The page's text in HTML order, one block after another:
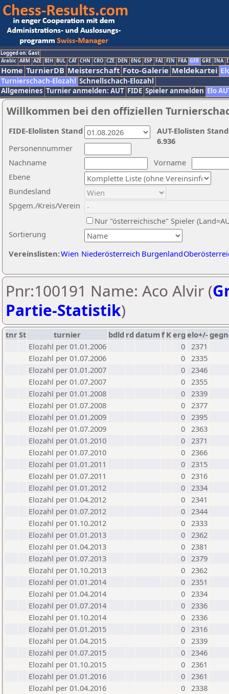
Logged on: Gast
Arabic ARM AZE BIH BUL CAT CHN CRO CZE DEN ENG ESP FAI FIN FRA GER GRE INA
Home TurnierDB Meisterschaft Foto-Galerie Meldekartei
Turnierschach-Elozahl Schnellschach-Elozahl
Allgemeines Turnier anmelden: AUT FIDE Spieler anmelden Elo
Willkommen bei den offiziellen
Nachname
Vorname
Ebene
Sortierung
Personennummer
Bundesland
Spgem./Kreis/Verein
Nur "österreichische" Spieler
Vereinslisten:Wien Niederösterreich Burgenland
AUT-Elolisten
6.936
FIDE-Elolisten Stand
Pnr:100191 Name: Aco Alvir (
Partie-Statistik)
tnrSt turnier bdld rd datumf Kerg elo+/-
Elozahl per 01.01.2006
0 2371
Elozahl per 01.07.2006
0 2335
Elozahl per 01.01.2007
0 2346
Elozahl per 01.07.2007
0 2355
Elozahl per 01.01.2008
0 2339
Elozahl per 01.07.2008
0 2377
Elozahl per 01.01.2009
0 2395
Elozahl per 01.07.2009
0 2363
Elozahl per 01.01.2010
0 2371
Elozahl per 01.07.2010
0 2366
Elozahl per 01.01.2011
0 2315
Elozahl per 01.07.2011
0 2316
Elozahl per 01.01.2012
0 2334
Elozahl per 01.04.2012
0 2341
Elozahl per 01.07.2012
0 2344
Elozahl per 01.10.2012
0 2333
Elozahl per 01.01.2013
0 2362
Elozahl per 01.04.2013
0 2381
Elozahl per 01.07.2013
0 2379
Elozahl per 01.10.2013
0 2362
Elozahl per 01.01.2014
0 2351
Elozahl per 01.04.2014
0 2334
Elozahl per 01.07.2014
0 2336
Elozahl per 01.10.2014
0 2336
Elozahl per 01.01.2015
0 2316
Elozahl per 01.04.2015
0 2339
Elozahl per 01.07.2015
0 2346
Elozahl per 01.10.2015
0 2361
Elozahl per 01.01.2016
0 2361
Elozahl per 01.04.2016
0 2338